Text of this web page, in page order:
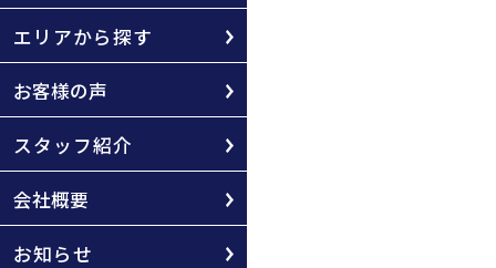
エリアから探す
お客様の声
スタッフ紹介
会社概要
お知らせ